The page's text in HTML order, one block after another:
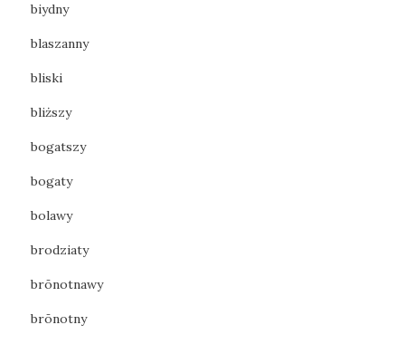
biydny
blaszanny
bliski
bliższy
bogatszy
bogaty
bolawy
brodziaty
brōnotnawy
brōnotny